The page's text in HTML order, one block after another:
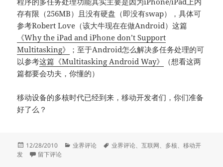
存有限（256MB）且没有硬盘（即没有swap），具体可
参考Robert Love（该大牛现在在做Android）这篇
《Why the iPad and iPhone don’t Support
Multitasking》
；至于Android怎么解决多任务处理的可
以参考这篇《Multitasking Android Way》
（想看这两
篇都要会功夫，你懂的）
移动设备的多核时代已经到来，移动开发者们，你们准备
好了么？
发
布
12/28/2010
分
业界评论
标
业界评论、互联网、 多核、移动开
发
于移动设备进入多核时代！
留下评论